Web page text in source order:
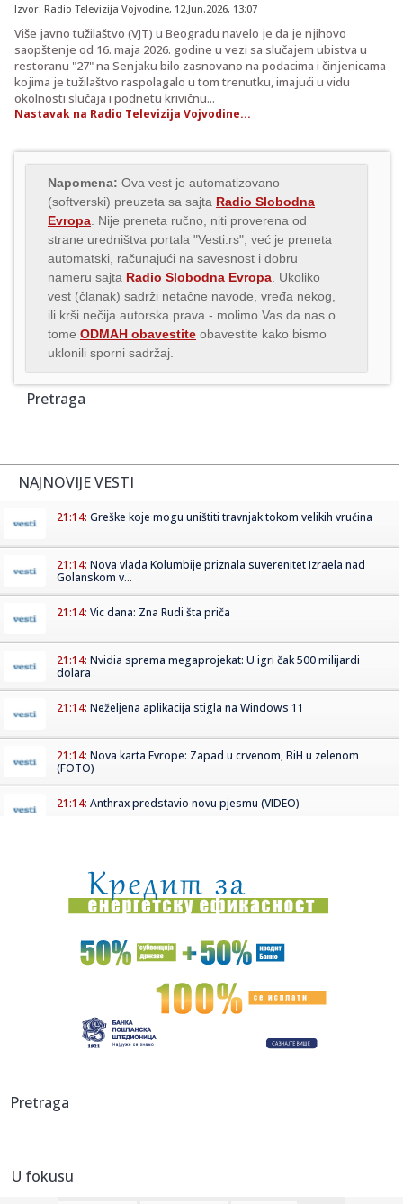
Izvor: Radio Televizija Vojvodine, 12.Jun.2026, 13:07
Više javno tužilaštvo (VJT) u Beogradu navelo je da je njihovo
saopštenje od 16. maja 2026. godine u vezi sa slučajem ubistva u
restoranu "27" na Senjaku bilo zasnovano na podacima i činjenicama
kojima je tužilaštvo raspolagalo u tom trenutku, imajući u vidu
okolnosti slučaja i podnetu krivičnu...
Nastavak na Radio Televizija Vojvodine...
Napomena: Ova vest je automatizovano
(softverski) preuzeta sa sajta Radio Slobodna
Evropa . Nije preneta ručno, niti proverena od
strane uredništva portala "Vesti.rs", već je preneta
automatski, računajući na savesnost i dobru
nameru sajta Radio Slobodna Evropa . Ukoliko
vest (članak) sadrži netačne navode, vređa nekog,
ili krši nečija autorska prava - molimo Vas da nas o
tome ODMAH obavestite obavestite kako bismo
uklonili sporni sadržaj.
Pretraga
NAJNOVIJE VESTI
21:14: Greške koje mogu uništiti travnjak tokom velikih vrućina
21:14: Nova vlada Kolumbije priznala suverenitet Izraela nad
Golanskom v...
21:14: Vic dana: Zna Rudi šta priča
21:14: Nvidia sprema megaprojekat: U igri čak 500 milijardi
dolara
21:14: Neželjena aplikacija stigla na Windows 11
21:14: Nova karta Evrope: Zapad u crvenom, BiH u zelenom
(FOTO)
21:14: Anthrax predstavio novu pjesmu (VIDEO)
21:14:Pronašli granatu u vrtu pa je u kanti odnijeli u policiju
21:14:Kako je Kleopatra uvjerila Egipat da je više od kraljice
Mareska poručio: Rodri je naš igrač
21:14:Most: "Pokrećemo rušenje Vlade"
jednu b...
21:14:
Pretraga
U fokusu